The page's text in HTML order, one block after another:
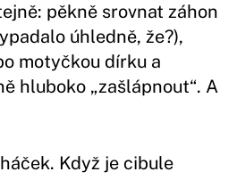
pěkně srovnat záhon
úhledně, že?),
motyčkou dírku a
hluboko „zašlápnout“. A
Když je cibule